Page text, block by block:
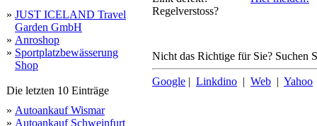
» JUST ICELAND Travel
Garden GmbH
» Anroshop
» Sportplatzbewässerung
Shop
Die letzten 10 Einträge
» Autoankauf Wismar
» Autoankauf Schweinfurt
Regelverstoss?
Nicht das Richtige für Sie? Suchen
Google | Linkdino | Web | Yahoo